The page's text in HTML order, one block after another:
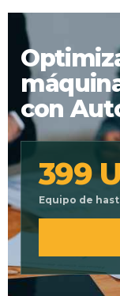
con
399
Equipo de